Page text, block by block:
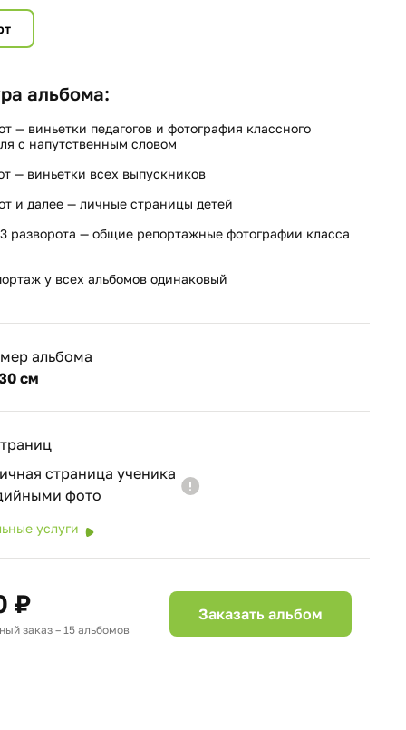
альбома:
— виньетки педагогов и фотография классного
с напутственным словом
— виньетки всех выпускников
и далее — личные страницы детей
разворота — общие репортажные фотографии класса
у всех альбомов одинаковый
альбома
см
страница ученика
фото
услуги
₽
заказ – 15 альбомов
Заказать альбом